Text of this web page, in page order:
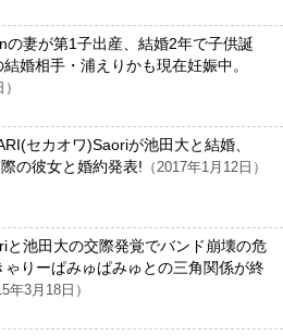
の妻が第1子出産、結婚2年で子供誕
婚相手・浦えりかも現在妊娠中。
セカオワ)Saoriが池田大と結婚、
の彼女と婚約発表! （2017年1月12日）
と池田大の交際発覚でバンド崩壊の危
りーぱみゅぱみゅとの三角関係が終
年3月18日）